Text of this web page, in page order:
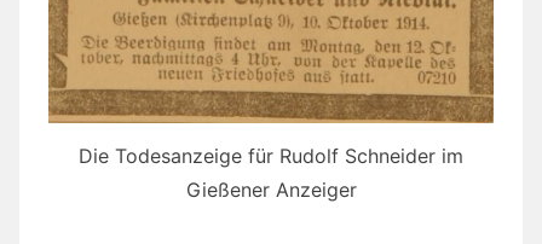
Die Todesanzeige für Rudolf Schneider im
Gießener Anzeiger